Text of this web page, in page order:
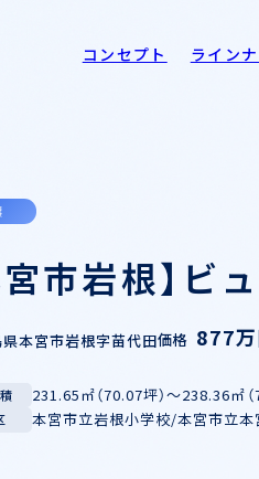
コンセプト ライン
宮市岩根】ビ
本宮市岩根字苗代田価格 877
231.65㎡（70.07坪）～238.36㎡（
本宮市立岩根小学校/本宮市立本